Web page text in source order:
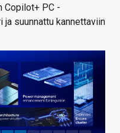
Copilot+ PC -
suunnattu kannettaviin